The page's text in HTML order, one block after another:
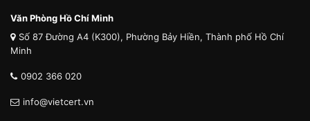
Văn Phòng Hồ Chí Minh
Số 87 Đường A4 (K300), Phường Bảy Hiền, Thành phố Hồ Chí
Minh
0902 366 020
info@vietcert.vn